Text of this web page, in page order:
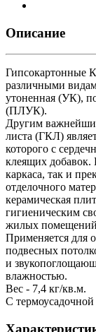
Описание
Гипсокартонные
различными
утоненная (УК),
(ПЛУК).
Другим
листа (ГКЛ)
которого с
клеящих
каркаса, так и
отделочного
керамическая
гигиеническим
жилых
Применяется для
подвесных
и
влажностью.
Вес - 7,4 кг/кв.м.
С